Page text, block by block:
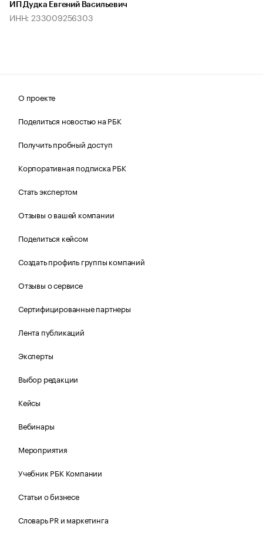
ИП Дудка Евгений Васильевич
ИНН: 233009256303
О проекте
Поделиться новостью на РБК
Получить пробный доступ
Корпоративная подписка РБК
Стать экспертом
Отзывы о вашей компании
Поделиться кейсом
Создать профиль группы компаний
Отзывы о сервисе
Сертифицированные партнеры
Лента публикаций
Эксперты
Выбор редакции
Кейсы
Вебинары
Мероприятия
Учебник РБК Компании
Статьи о бизнесе
Словарь PR и маркетинга